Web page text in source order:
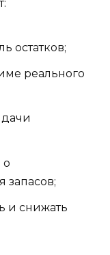
остатков;
реального
о
запасов;
и снижать